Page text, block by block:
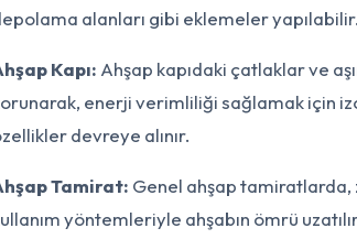
alanları gibi eklemeler yapılabilir.
Kapı: Ahşap kapıdaki çatlaklar ve
enerji verimliliği sağlamak için
devreye alınır.
Tamirat: Genel ahşap tamiratlarda,
yöntemleriyle ahşabın ömrü